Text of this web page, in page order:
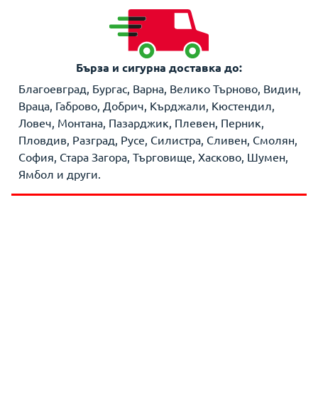
Бърза и сигурна доставка до:
Благоевград, Бургас, Варна, Велико Търново, Видин,
Враца, Габрово, Добрич, Кърджали, Кюстендил,
Ловеч, Монтана, Пазарджик, Плевен, Перник,
Пловдив, Разград, Русе, Силистра, Сливен, Смолян,
София, Стара Загора, Търговище, Хасково, Шумен,
Ямбол и други.